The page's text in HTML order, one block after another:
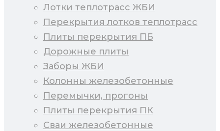
Лотки теплотрасс ЖБИ
Перекрытия лотков теплотрасс
Плиты перекрытия ПБ
Дорожные плиты
Заборы ЖБИ
Колонны железобетонные
Перемычки, прогоны
Плиты перекрытия ПК
Сваи железобетонные